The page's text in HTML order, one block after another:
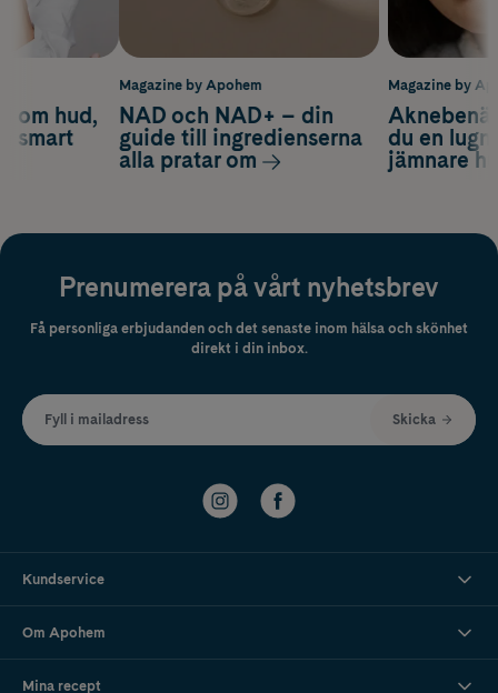
Magazine by
du en
jämnare
om hud,
smart
Magazine by Apohem
NAD och NAD+ – din
guide till ingredienserna
alla pratar om
Prenumerera på vårt nyhetsbrev
Få personliga erbjudanden och det senaste inom hälsa och skönhet
direkt i din inbox.
Fyll i mailadress Skicka
Kundservice
Om Apohem
Mina recept